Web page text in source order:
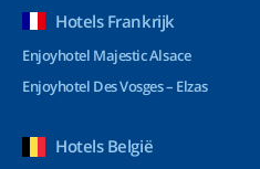
Hotels Frankrijk
Enjoyhotel Majestic Alsace
Enjoyhotel Des Vosges – Elzas
Hotels België